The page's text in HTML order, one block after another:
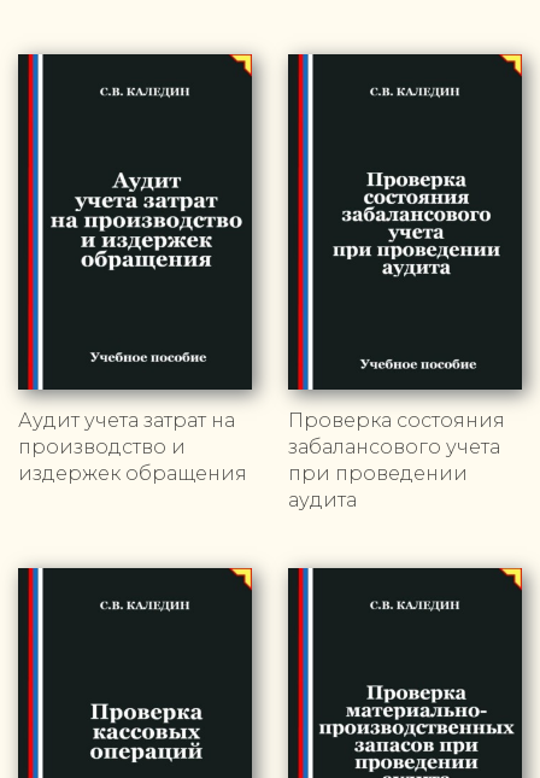
Аудит учета затрат на
производство и
издержек обращения
Проверка состояния
забалансового учета
при проведении
аудита